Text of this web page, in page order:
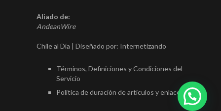
Aliado de:
AndeanWire
Chile al Día | Diseñado por: Internetizando
Términos, Definiciones y Condiciones del
Servicio
Política de duración de artículos y enlaces